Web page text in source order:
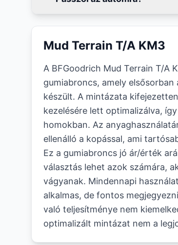
Mud Terrain T/A KM3
A BFGoodrich Mud Terrain T/A
gumiabroncs, amely
készült. A mintázata
kezelésére lett optimalizálva,
homokban. Az
ellenálló a kopással, ami
Ez a gumiabroncs jó ár/érték
választás lehet azok számára,
vágyanak. Mindennapi
alkalmas, de fontos
való teljesítménye nem
optimalizált mintázat nem a